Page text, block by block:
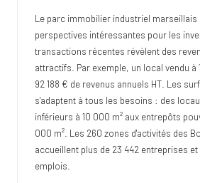
Le parc immobilier industriel marseillais
perspectives intéressantes pour les
transactions récentes révèlent des
attractifs. Par exemple, un local vendu à
92 188 € de revenus annuels HT. Les
s'adaptent à tous les besoins : des
inférieurs à 10 000 m² aux entrepôts
000 m². Les 260 zones d'activités des
accueillent plus de 23 442 entreprises
emplois.